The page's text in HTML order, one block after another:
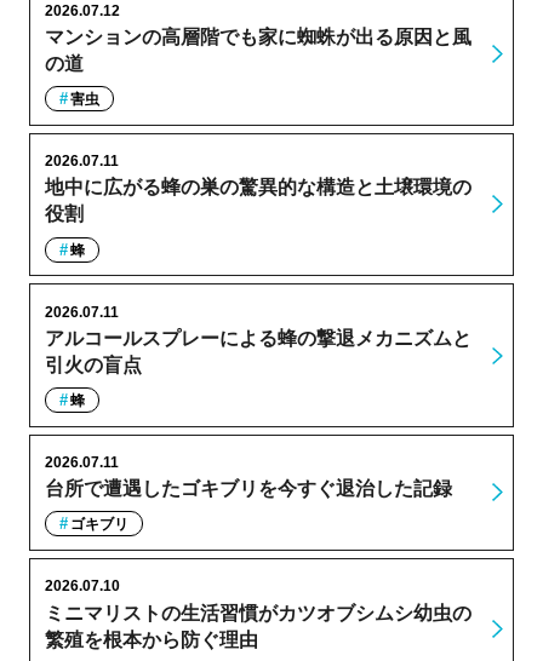
マンションの高層階でも家に蜘蛛が出る原因と風
の道
2026.07.12
害虫
地中に広がる蜂の巣の驚異的な構造と土壌環境の
役割
2026.07.11
蜂
アルコールスプレーによる蜂の撃退メカニズムと
引火の盲点
2026.07.11
蜂
台所で遭遇したゴキブリを今すぐ退治した記録
2026.07.11
ゴキブリ
ミニマリストの生活習慣がカツオブシムシ幼虫の
繁殖を根本から防ぐ理由
2026.07.10